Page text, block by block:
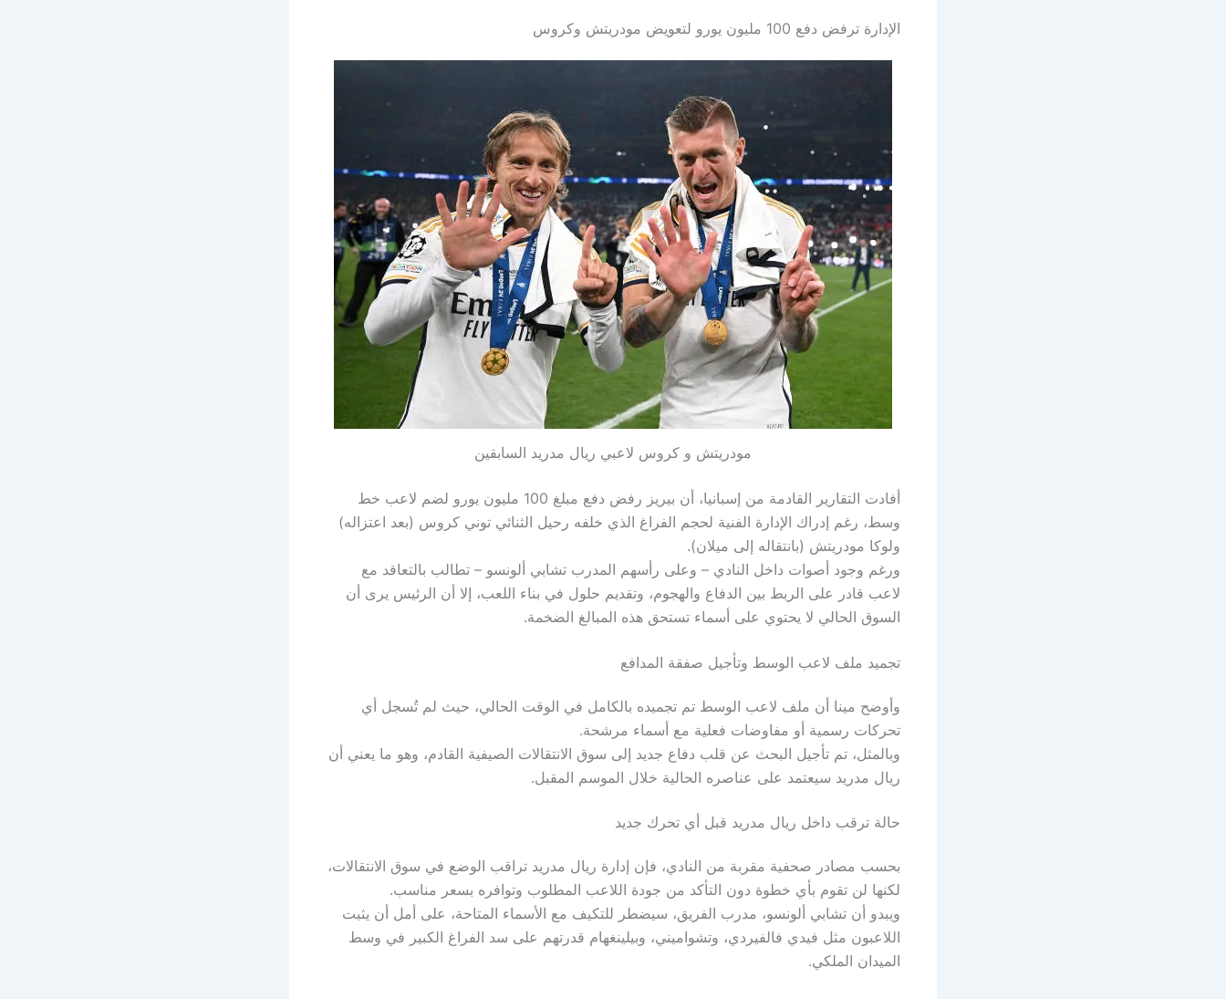
الإدارة ترفض دفع 100 مليون يورو لتعويض مودريتش وكروس
مودريتش و كروس لاعبي ريال مدريد السابقين
أفادت التقارير القادمة من إسبانيا، أن بيريز رفض دفع مبلغ 100 مليون يورو لضم لاعب خط
وسط، رغم إدراك الإدارة الفنية لحجم الفراغ الذي خلفه رحيل الثنائي توني كروس (بعد اعتزاله)
ولوكا مودريتش (بانتقاله إلى ميلان).
ورغم وجود أصوات داخل النادي – وعلى رأسهم المدرب تشابي ألونسو – تطالب بالتعاقد مع
لاعب قادر على الربط بين الدفاع والهجوم، وتقديم حلول في بناء اللعب، إلا أن الرئيس يرى أن
السوق الحالي لا يحتوي على أسماء تستحق هذه المبالغ الضخمة.
تجميد ملف لاعب الوسط وتأجيل صفقة المدافع
وأوضح مينا أن ملف لاعب الوسط تم تجميده بالكامل في الوقت الحالي، حيث لم تُسجل أي
تحركات رسمية أو مفاوضات فعلية مع أسماء مرشحة.
وبالمثل، تم تأجيل البحث عن قلب دفاع جديد إلى سوق الانتقالات الصيفية القادم، وهو ما يعني أن
ريال مدريد سيعتمد على عناصره الحالية خلال الموسم المقبل.
حالة ترقب داخل ريال مدريد قبل أي تحرك جديد
بحسب مصادر صحفية مقربة من النادي، فإن إدارة ريال مدريد تراقب الوضع في سوق الانتقالات،
لكنها لن تقوم بأي خطوة دون التأكد من جودة اللاعب المطلوب وتوافره بسعر مناسب.
ويبدو أن تشابي ألونسو، مدرب الفريق، سيضطر للتكيف مع الأسماء المتاحة، على أمل أن يثبت
اللاعبون مثل فيدي فالفيردي، وتشواميني، وبيلينغهام قدرتهم على سد الفراغ الكبير في وسط
الميدان الملكي.